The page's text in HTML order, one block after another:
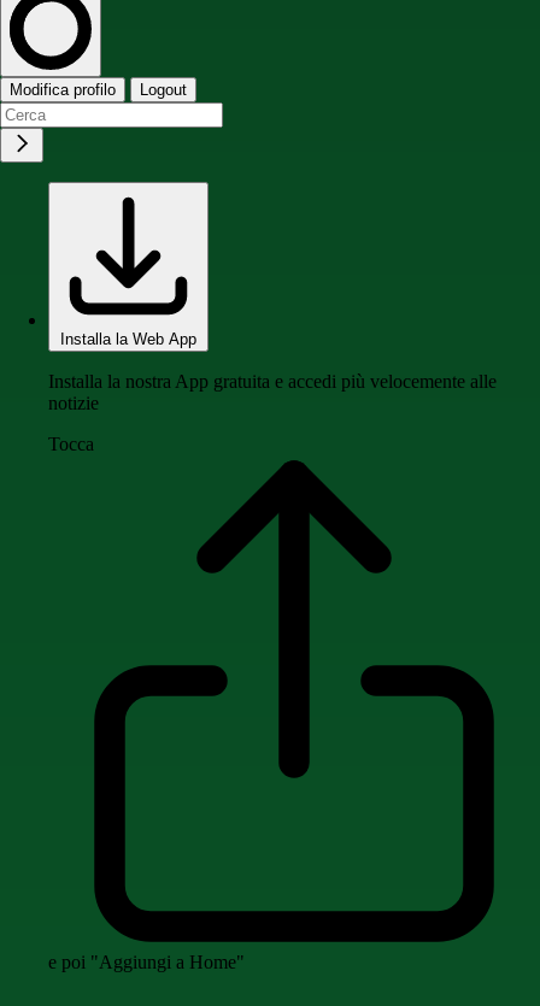
Modifica profilo Logout
Installa la Web App
Installa la nostra App gratuita e accedi più velocemente alle
notizie
Tocca
e poi "Aggiungi a Home"